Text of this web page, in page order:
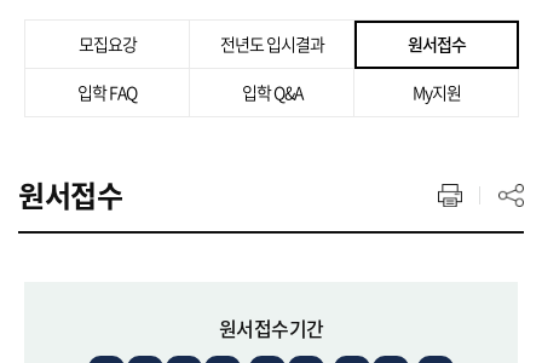
모집요강 전년도 입시결과
원서접수
입학 FAQ
입학 Q&A My지원
원서접수
원서접수기간